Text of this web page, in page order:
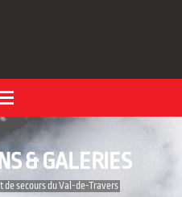
& GALERIES
de secours du Val-de-Travers‎